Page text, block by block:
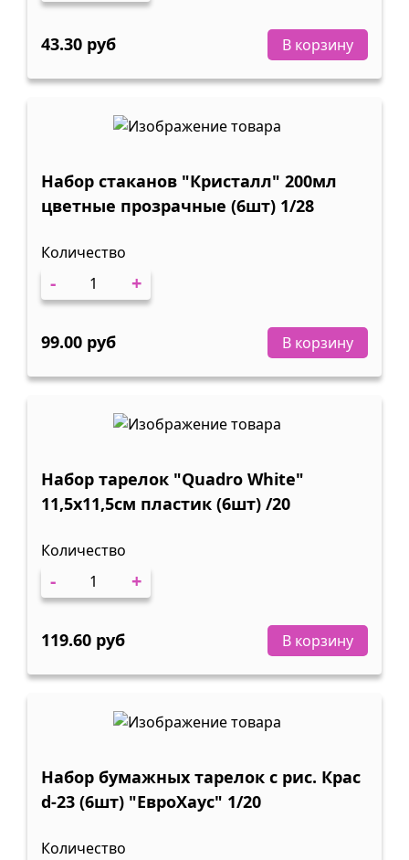
43.30 руб В корзину
Набор стаканов "Кристалл" 200мл
цветные прозрачные (6шт) 1/28
Количество
- +
99.00 руб В корзину
Набор тарелок "Quadro White"
11,5х11,5см пластик (6шт) /20
Количество
- +
119.60 руб В корзину
Набор бумажных тарелок с рис. Крас
d-23 (6шт) "ЕвроХаус" 1/20
Количество